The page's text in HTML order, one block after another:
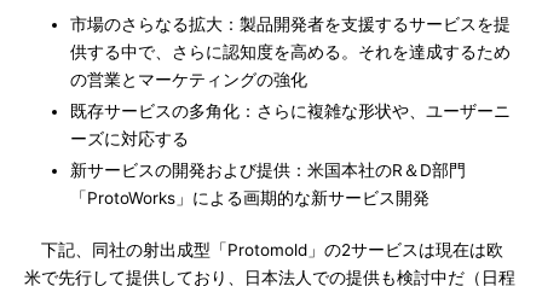
市場のさらなる拡大：製品開発者を支援するサービスを提
供する中で、さらに認知度を高める。それを達成するため
の営業とマーケティングの強化
既存サービスの多角化：さらに複雑な形状や、ユーザーニ
ーズに対応する
新サービスの開発および提供：米国本社のR＆D部門
「ProtoWorks」による画期的な新サービス開発
下記、同社の射出成型「Protomold」の2サービスは現在は欧
米で先行して提供しており、日本法人での提供も検討中だ（日程